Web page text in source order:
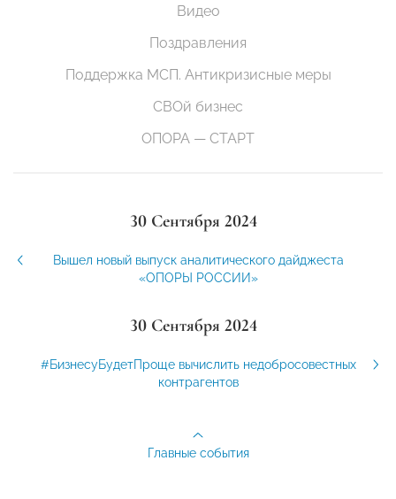
Видео
Поздравления
Поддержка МСП. Антикризисные меры
СВОй бизнес
ОПОРА — СТАРТ
30 Сентября 2024
Вышел новый выпуск аналитического дайджеста
«ОПОРЫ РОССИИ»
30 Сентября 2024
#БизнесуБудетПроще вычислить недобросовестных
контрагентов
Главные события